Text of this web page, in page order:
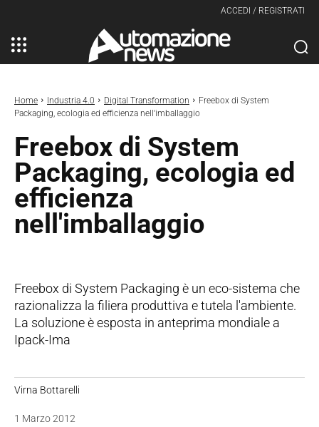
ACCEDI / REGISTRATI
Home Industria 4.0 Digital Transformation
Freebox di System
Packaging, ecologia ed efficienza nell'imballaggio
Freebox di System
Packaging, ecologia ed
efficienza
nell'imballaggio
Freebox di System Packaging è un eco-sistema che
razionalizza la filiera produttiva e tutela l'ambiente.
La soluzione è esposta in anteprima mondiale a
Ipack-Ima
Virna Bottarelli
1 Marzo 2012